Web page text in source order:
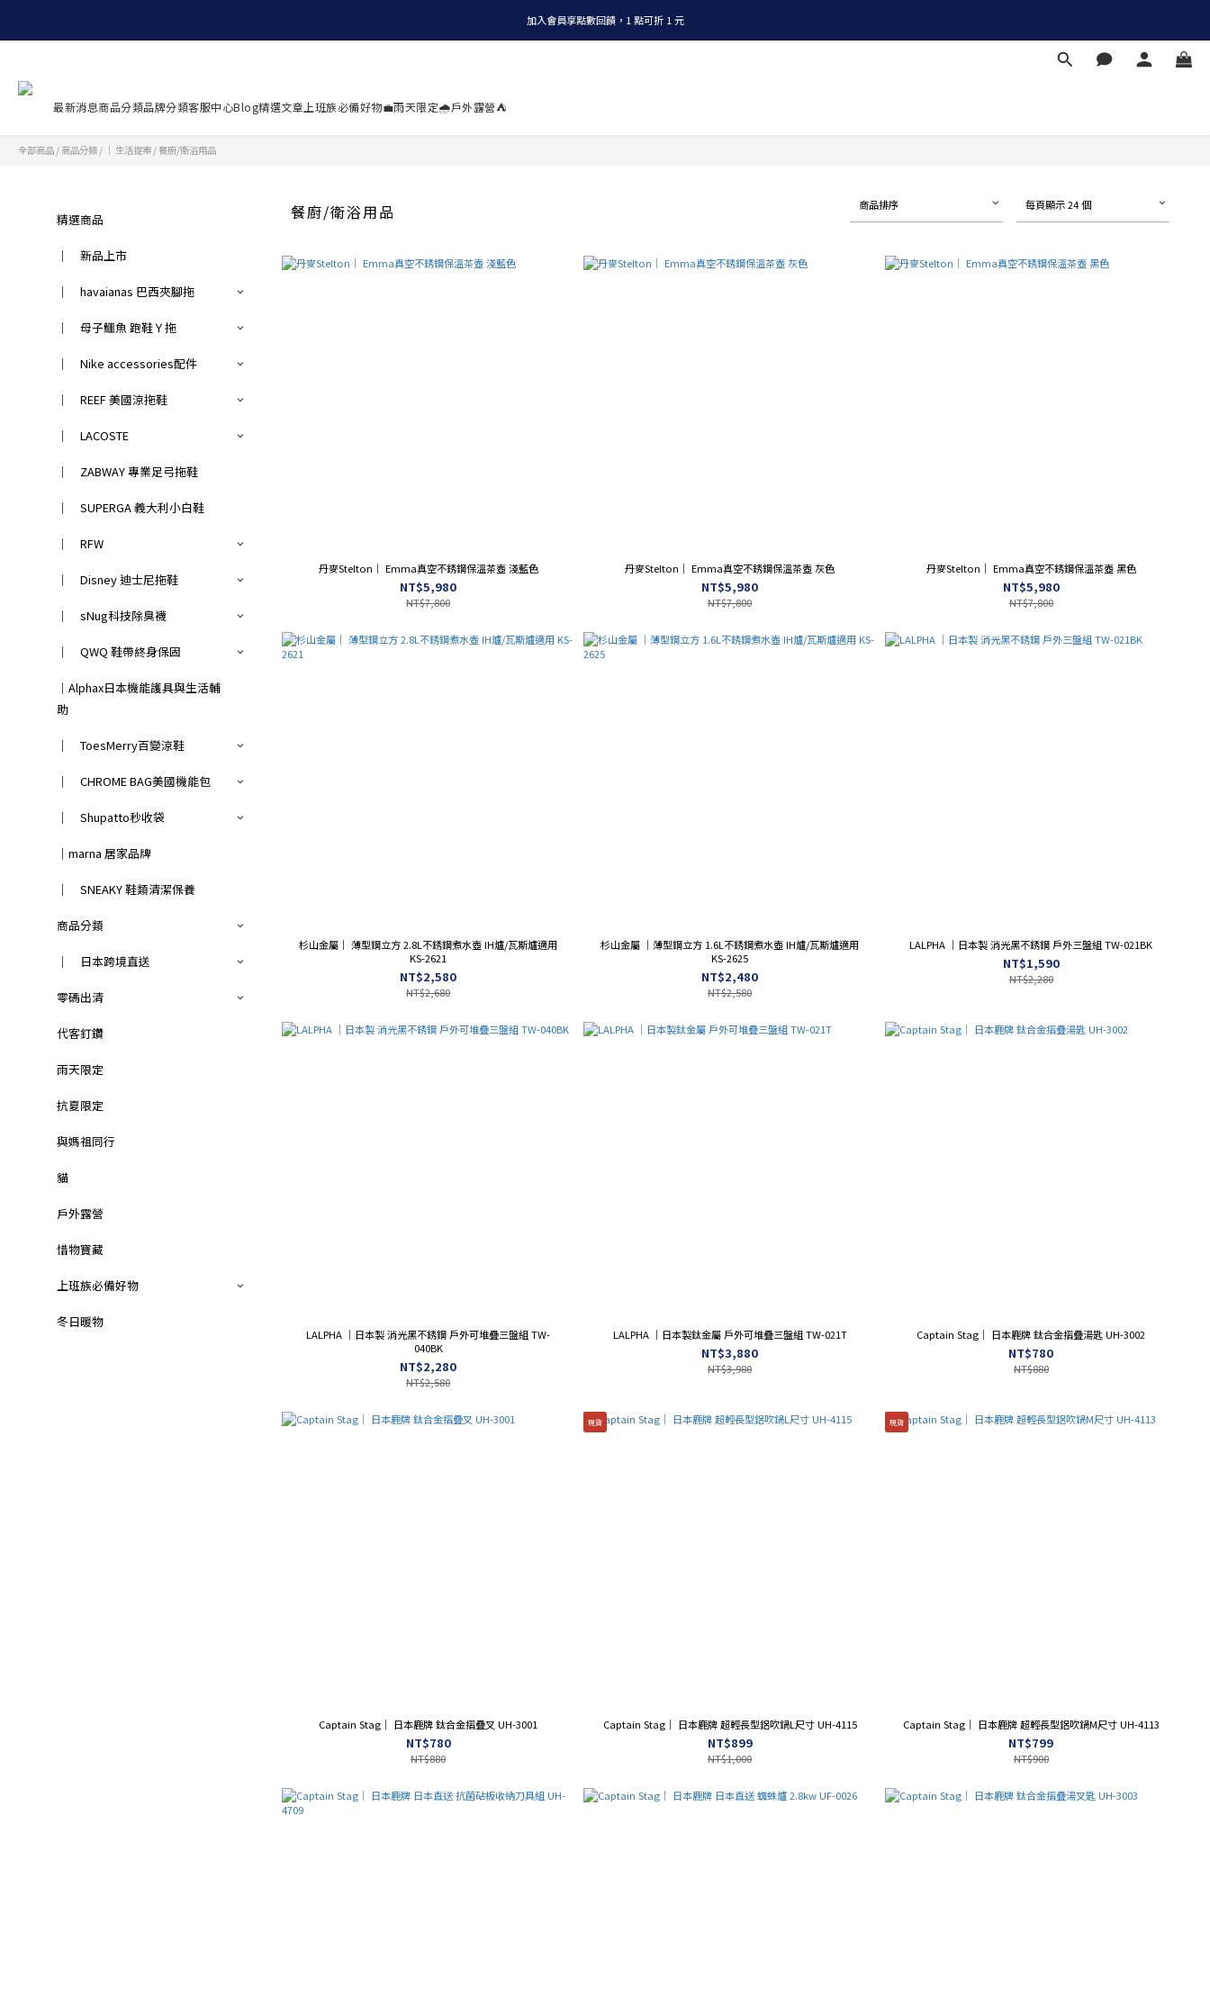
全店消費滿 NT$1200，即享免運
加入會員享點數回饋，1 點可折 1 元
最新消息商品分類品牌分類客服中心Blog精選文章 上班族必備好物💼雨天限定🌧️戶外露營⛺
全部商品 / 商品分類 / ｜ 生活提案 / 餐廚/衛浴用品
精選商品
｜ 新品上市
｜ havaianas 巴西夾腳拖
｜ 母子鱷魚 跑鞋Ｙ拖
｜ Nike accessories配件
｜ REEF 美國涼拖鞋
｜ LACOSTE
｜ ZABWAY 專業足弓拖鞋
｜ SUPERGA 義大利小白鞋
｜ RFW
｜ Disney 迪士尼拖鞋
｜ sNug科技除臭襪
｜ QWQ 鞋帶終身保固
｜Alphax日本機能護具與生活輔
助
｜ ToesMerry百變涼鞋
｜ CHROME BAG美國機能包
｜ Shupatto秒收袋
｜marna 居家品牌
｜ SNEAKY 鞋類清潔保養
商品分類
｜ 日本跨境直送
零碼出清
代客釘鑽
雨天限定
抗夏限定
與媽祖同行
貓
戶外露營
惜物寶藏
上班族必備好物
冬日暖物
餐廚/衛浴用品 商品排序 每頁顯示 24 個
丹麥Stelton｜ Emma真空不銹鋼保溫茶壺 淺藍色
NT$5,980
NT$7,800
丹麥Stelton｜ Emma真空不銹鋼保溫茶壺 灰色
NT$5,980
NT$7,800
丹麥Stelton｜ Emma真空不銹鋼保溫茶壺 黑色
NT$5,980
NT$7,800
杉山金屬｜ 薄型鋼立方 2.8L不銹鋼煮水壺 IH爐/瓦斯爐適用
KS-2621
NT$2,580
NT$2,680
杉山金屬 ｜薄型鋼立方 1.6L不銹鋼煮水壺 IH爐/瓦斯爐適用
KS-2625
NT$2,480
NT$2,580
LALPHA ｜日本製 消光黑不銹鋼 戶外三盤組 TW-021BK
NT$1,590
NT$2,280
LALPHA ｜日本製 消光黑不銹鋼 戶外可堆疊三盤組 TW-
040BK
NT$2,280
NT$2,580
LALPHA ｜日本製鈦金屬 戶外可堆疊三盤組 TW-021T
NT$3,880
NT$3,980
Captain Stag｜ 日本鹿牌 鈦合金摺疊湯匙 UH-3002
NT$780
NT$880
Captain Stag｜ 日本鹿牌 鈦合金摺疊叉 UH-3001
NT$780
NT$880
現貨
Captain Stag｜ 日本鹿牌 超輕長型鋁吹鍋L尺寸 UH-4115
NT$899
NT$1,000
現貨
Captain Stag｜ 日本鹿牌 超輕長型鋁吹鍋M尺寸 UH-4113
NT$799
NT$900